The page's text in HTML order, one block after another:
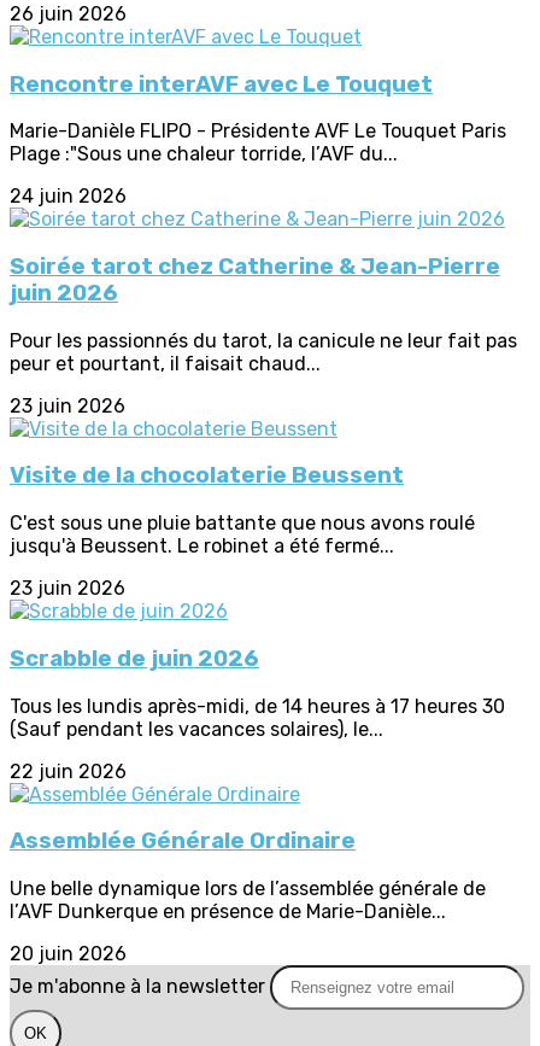
26 juin 2026
Rencontre interAVF avec Le Touquet
Marie-Danièle FLIPO - Présidente AVF Le Touquet Paris
Plage :"Sous une chaleur torride, l’AVF du...
24 juin 2026
Soirée tarot chez Catherine & Jean-Pierre
juin 2026
Pour les passionnés du tarot, la canicule ne leur fait pas
peur et pourtant, il faisait chaud...
23 juin 2026
Visite de la chocolaterie Beussent
C'est sous une pluie battante que nous avons roulé
jusqu'à Beussent. Le robinet a été fermé...
23 juin 2026
Scrabble de juin 2026
Tous les lundis après-midi, de 14 heures à 17 heures 30
(Sauf pendant les vacances solaires), le...
22 juin 2026
Assemblée Générale Ordinaire
Une belle dynamique lors de l’assemblée générale de
l’AVF Dunkerque en présence de Marie-Danièle...
20 juin 2026
Je m'abonne à la newsletter
OK